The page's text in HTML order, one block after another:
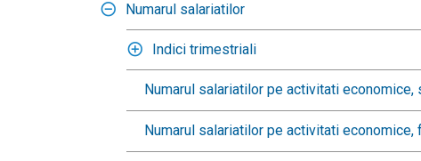
Numarul salariatilor
Indici trimestriali
Numarul salariatilor pe activitati
Numarul salariatilor pe activitati